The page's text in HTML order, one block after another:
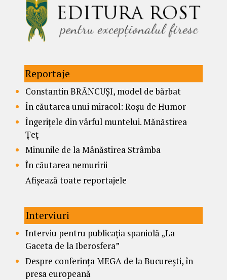
Reportaje
Constantin BRÂNCUȘI, model de bărbat
În căutarea unui miracol: Roșu de Humor
Îngerițele din vârful muntelui. Mănăstirea
Țeț
Minunile de la Mânăstirea Strâmba
În căutarea nemuririi
Afișează toate reportajele
Interviuri
Interviu pentru publicația spaniolă „La
Gaceta de la Iberosfera”
Despre conferința MEGA de la București, în
presa europeană